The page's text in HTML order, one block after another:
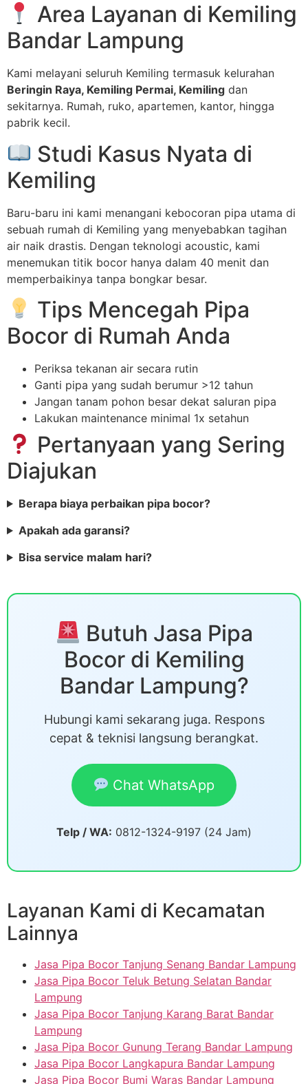
Area Layanan di Kemiling
Bandar Lampung
Kami melayani seluruh Kemiling termasuk kelurahan
Beringin Raya, Kemiling Permai, Kemiling dan
sekitarnya. Rumah, ruko, apartemen, kantor, hingga
pabrik kecil.
Studi Kasus Nyata di
Kemiling
Baru-baru ini kami menangani kebocoran pipa utama di
sebuah rumah di Kemiling yang menyebabkan tagihan
air naik drastis. Dengan teknologi acoustic, kami
menemukan titik bocor hanya dalam 40 menit dan
memperbaikinya tanpa bongkar besar.
Tips Mencegah Pipa
Bocor di Rumah Anda
Periksa tekanan air secara rutin
Ganti pipa yang sudah berumur >12 tahun
Jangan tanam pohon besar dekat saluran pipa
Lakukan maintenance minimal 1x setahun
Pertanyaan yang Sering
Diajukan
Berapa biaya perbaikan pipa bocor?
Apakah ada garansi?
Bisa service malam hari?
Butuh Jasa Pipa
Bocor di Kemiling
Bandar Lampung?
Hubungi kami sekarang juga. Respons
cepat & teknisi langsung berangkat.
Chat WhatsApp
Telp / WA: 0812-1324-9197 (24 Jam)
Layanan Kami di Kecamatan
Lainnya
Jasa Pipa Bocor Tanjung Senang Bandar Lampung
Jasa Pipa Bocor Teluk Betung Selatan Bandar
Lampung
Jasa Pipa Bocor Tanjung Karang Barat Bandar
Lampung
Jasa Pipa Bocor Gunung Terang Bandar Lampung
Jasa Pipa Bocor Langkapura Bandar Lampung
Jasa Pipa Bocor Bumi Waras Bandar Lampung